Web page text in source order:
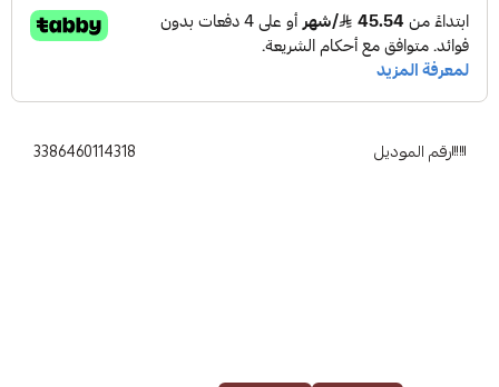
رقم الموديل 3386460114318